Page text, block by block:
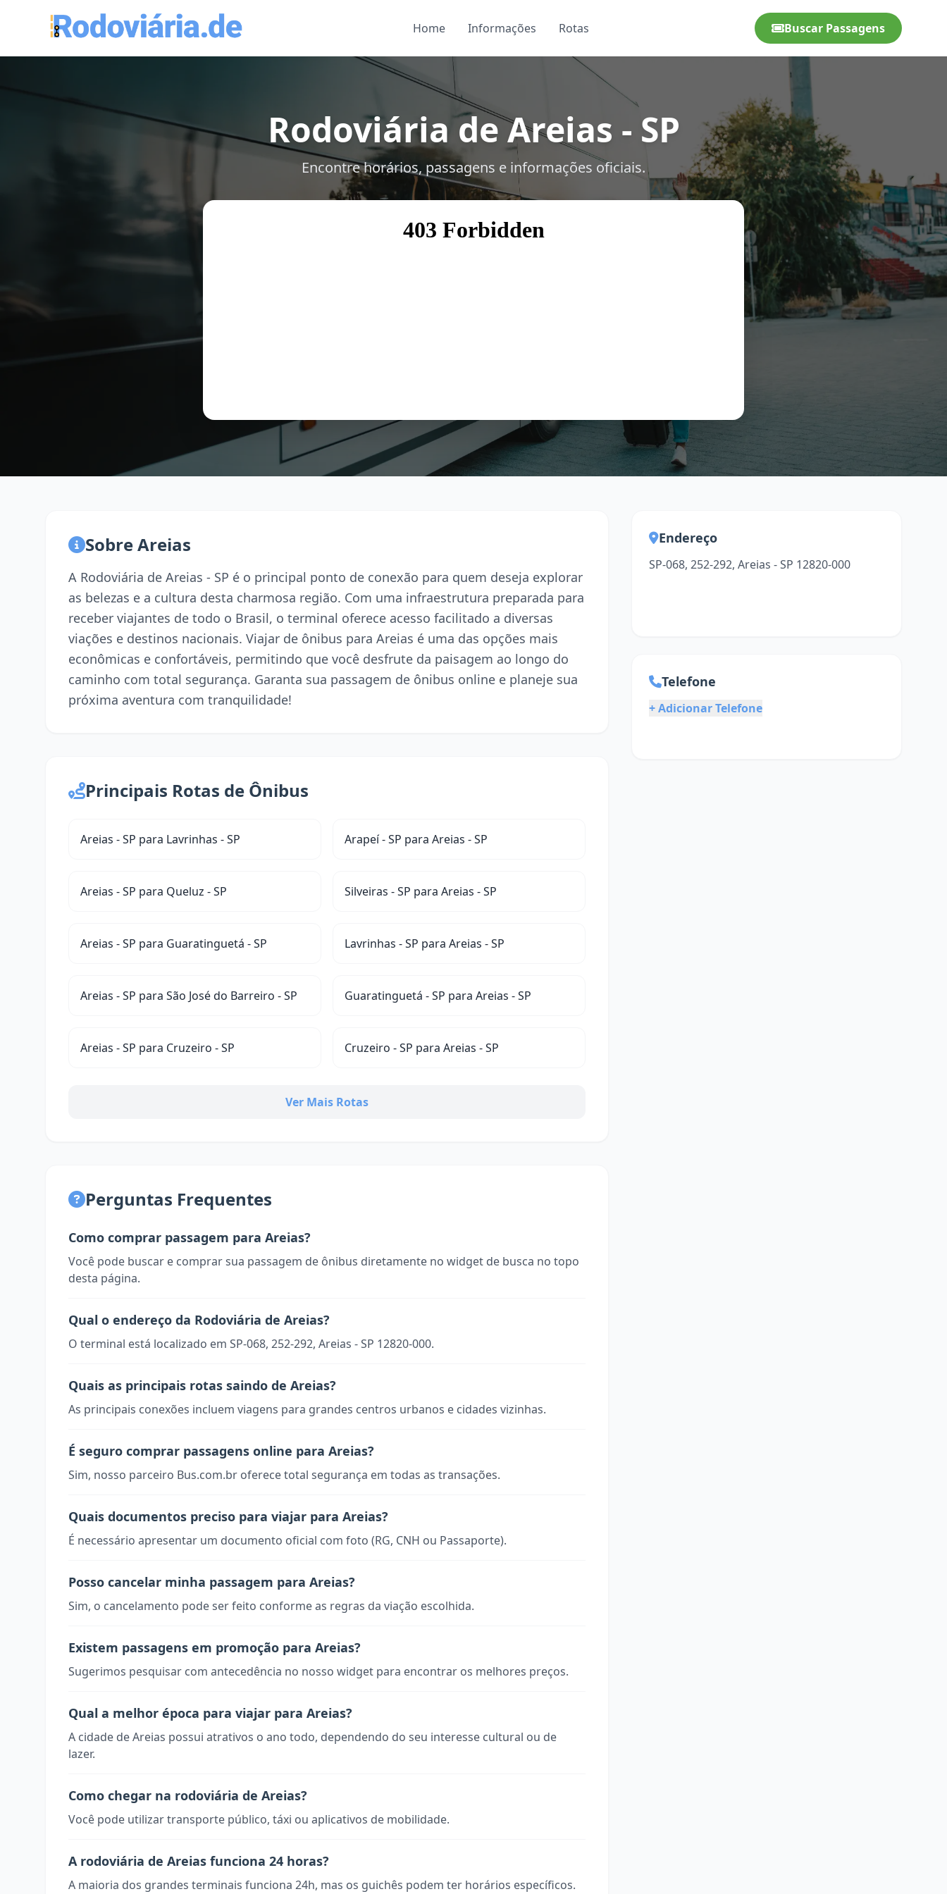
Home Informações Rotas Buscar Passagens
Rodoviária de Areias - SP
Encontre horários, passagens e informações oficiais.
Sobre Areias
A Rodoviária de Areias - SP é o principal ponto de conexão para quem deseja explorar
as belezas e a cultura desta charmosa região. Com uma infraestrutura preparada para
receber viajantes de todo o Brasil, o terminal oferece acesso facilitado a diversas
viações e destinos nacionais. Viajar de ônibus para Areias é uma das opções mais
econômicas e confortáveis, permitindo que você desfrute da paisagem ao longo do
caminho com total segurança. Garanta sua passagem de ônibus online e planeje sua
próxima aventura com tranquilidade!
Principais Rotas de Ônibus
Areias - SP para Lavrinhas - SP Arapeí - SP para Areias - SP
Areias - SP para Queluz - SP Silveiras - SP para Areias - SP
Areias - SP para Guaratinguetá - SP Lavrinhas - SP para Areias - SP
Areias - SP para São José do Barreiro - SP Guaratinguetá - SP para Areias - SP
Areias - SP para Cruzeiro - SP Cruzeiro - SP para Areias - SP
Ver Mais Rotas
Perguntas Frequentes
Como comprar passagem para Areias?
Você pode buscar e comprar sua passagem de ônibus diretamente no widget de busca no topo
desta página.
Qual o endereço da Rodoviária de Areias?
O terminal está localizado em SP-068, 252-292, Areias - SP 12820-000.
Quais as principais rotas saindo de Areias?
As principais conexões incluem viagens para grandes centros urbanos e cidades vizinhas.
É seguro comprar passagens online para Areias?
Sim, nosso parceiro Bus.com.br oferece total segurança em todas as transações.
Quais documentos preciso para viajar para Areias?
É necessário apresentar um documento oficial com foto (RG, CNH ou Passaporte).
Posso cancelar minha passagem para Areias?
Sim, o cancelamento pode ser feito conforme as regras da viação escolhida.
Existem passagens em promoção para Areias?
Sugerimos pesquisar com antecedência no nosso widget para encontrar os melhores preços.
Qual a melhor época para viajar para Areias?
A cidade de Areias possui atrativos o ano todo, dependendo do seu interesse cultural ou de
lazer.
Como chegar na rodoviária de Areias?
Você pode utilizar transporte público, táxi ou aplicativos de mobilidade.
A rodoviária de Areias funciona 24 horas?
A maioria dos grandes terminais funciona 24h, mas os guichês podem ter horários específicos.
Endereço
SP-068, 252-292, Areias - SP 12820-000
Telefone
+ Adicionar Telefone